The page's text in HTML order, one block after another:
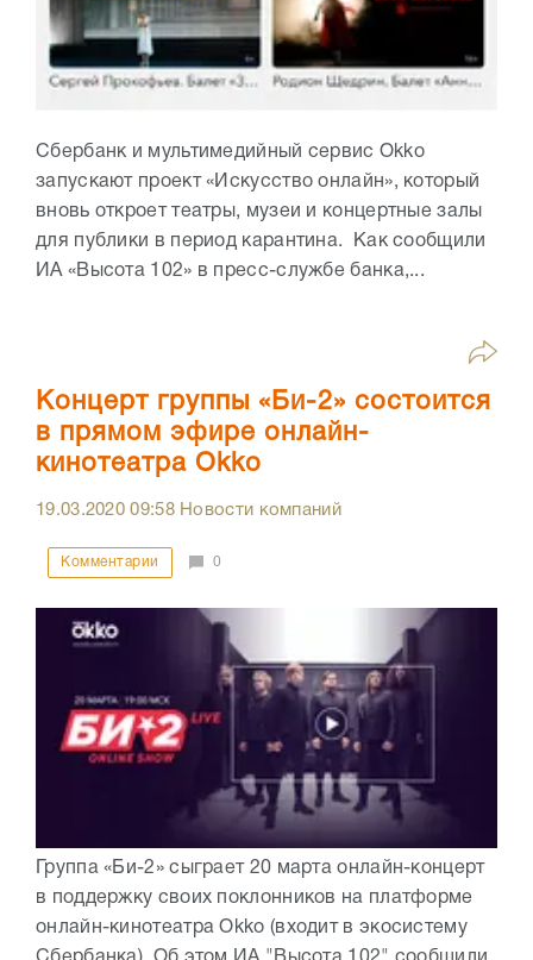
Сбербанк и мультимедийный сервис Оkko
запускают проект «Искусство онлайн», который
вновь откроет театры, музеи и концертные залы
для публики в период карантина. Как сообщили
ИА «Высота 102» в пресс-службе банка,...
Концерт группы «Би-2» состоится
в прямом эфире онлайн-
кинотеатра Okko
19.03.202009:58Новости компаний
Комментарии 0
Группа «Би-2» сыграет 20 марта онлайн-концерт
в поддержку своих поклонников на платформе
онлайн-кинотеатра Okko (входит в экосистему